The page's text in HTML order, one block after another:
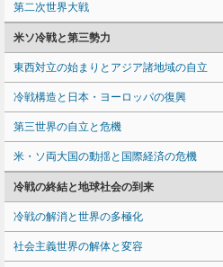
第二次世界大戦
米ソ冷戦と第三勢力
東西対立の始まりとアジア諸地域の自立
冷戦構造と日本・ヨーロッパの復興
第三世界の自立と危機
米・ソ両大国の動揺と国際経済の危機
冷戦の終結と地球社会の到来
冷戦の解消と世界の多極化
社会主義世界の解体と変容